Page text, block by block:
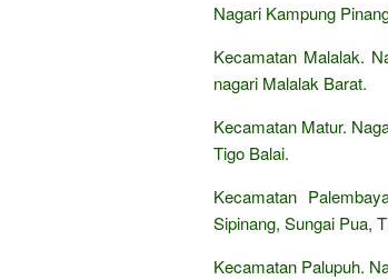
Nagari Kampung
Kecamatan Malalak.
nagari Malalak Barat.
Kecamatan Matur.
Tigo Balai.
Kecamatan
Sipinang, Sungai Pua,
Kecamatan Palupuh.